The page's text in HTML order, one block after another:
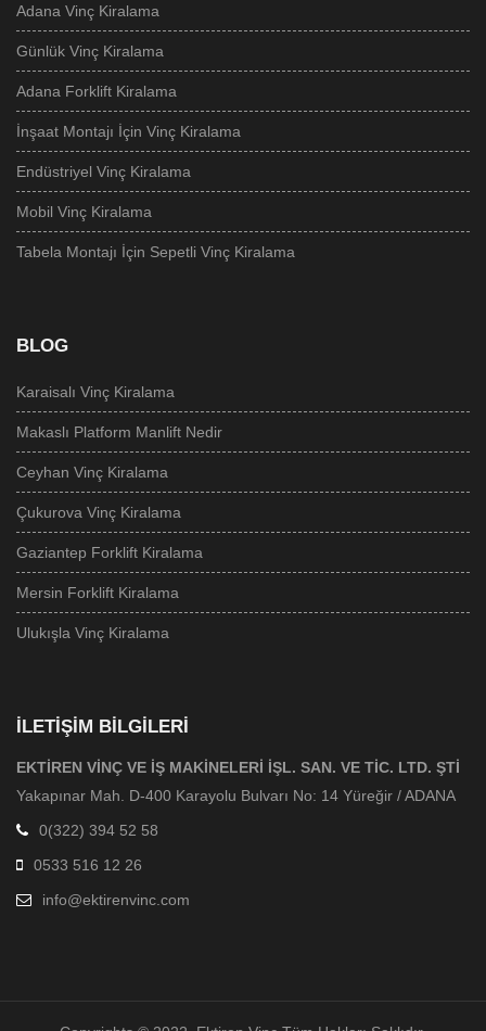
Adana Vinç Kiralama
Günlük Vinç Kiralama
Adana Forklift Kiralama
İnşaat Montajı İçin Vinç Kiralama
Endüstriyel Vinç Kiralama
Mobil Vinç Kiralama
Tabela Montajı İçin Sepetli Vinç Kiralama
BLOG
Karaisalı Vinç Kiralama
Makaslı Platform Manlift Nedir
Ceyhan Vinç Kiralama
Çukurova Vinç Kiralama
Gaziantep Forklift Kiralama
Mersin Forklift Kiralama
Ulukışla Vinç Kiralama
İLETIŞIM BILGILERI
EKTİREN VİNÇ VE İŞ MAKİNELERİ İŞL. SAN. VE TİC. LTD. ŞTİ
Yakapınar Mah. D-400 Karayolu Bulvarı No: 14 Yüreğir / ADANA
0(322) 394 52 58
0533 516 12 26
info@ektirenvinc.com